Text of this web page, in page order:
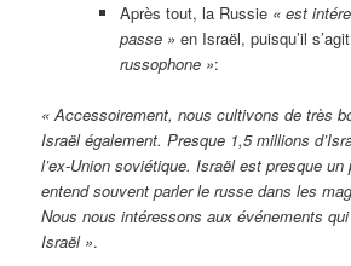
Après tout, la Russie « est
passe » en Israël, puisqu’il s’agit
russophone »:
« Accessoirement, nous cultivons de très
Israël également. Presque 1,5 millions
l’ex-Union soviétique. Israël est presque
entend souvent parler le russe dans les
Nous nous intéressons aux événements
Israël ».